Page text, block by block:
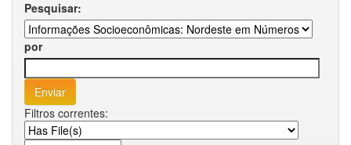
Pesquisar:
por
Filtros correntes: